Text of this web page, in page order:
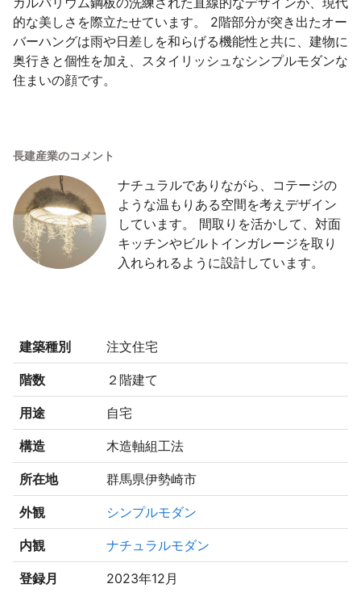
的な美しさを際立たせています。 2階部分が突き出たオー
バーハングは雨や日差しを和らげる機能性と共に、建物に
奥行きと個性を加え、スタイリッシュなシンプルモダンな
住まいの顔です。
長建産業のコメント
ナチュラルでありながら、コテージの
ような温もりある空間を考えデザイン
しています。 間取りを活かして、対面
キッチンやビルトインガレージを取り
入れられるように設計しています。
建築種別 注文住宅
階数 ２階建て
用途 自宅
構造 木造軸組工法
所在地 群馬県伊勢崎市
外観 シンプルモダン
内観 ナチュラルモダン
登録月 2023年12月